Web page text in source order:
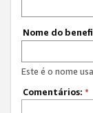
Nome do
Este é o nome
Comentários: *